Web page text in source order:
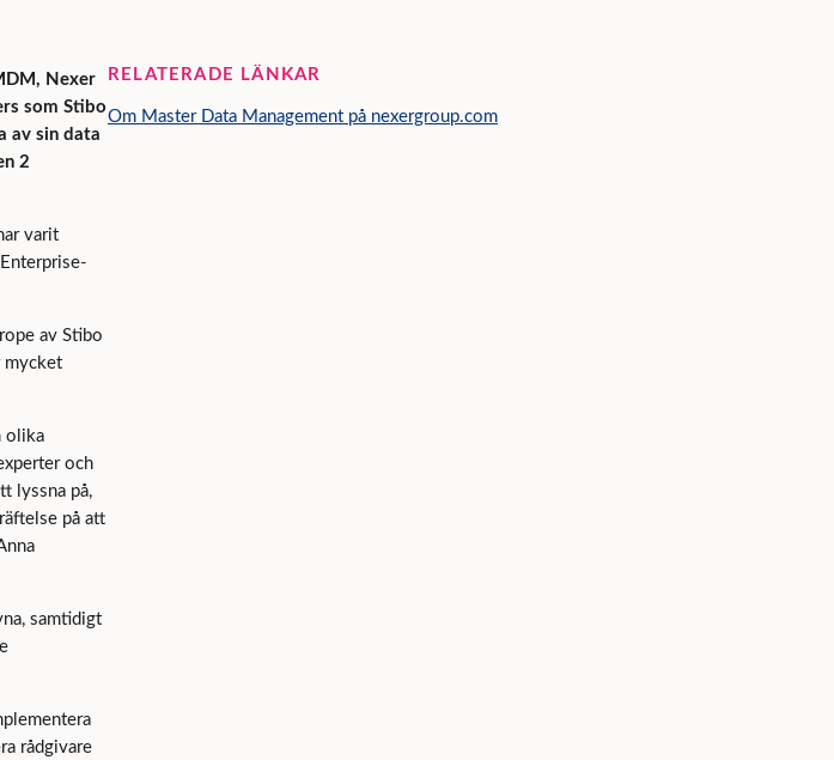
Nexer
som Stibo
av sin data
2
varit
av Stibo
mycket
olika
och
lyssna på,
på att
samtidigt
rådgivare
RELATERADE LÄNKAR
Om Master Data Management på nexergroup.com